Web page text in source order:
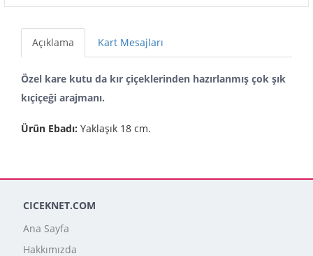
Açıklama Kart Mesajları
Özel kare kutu da kır çiçeklerinden hazırlanmış çok şık
kıçiçeği arajmanı.
Ürün Ebadı: Yaklaşık 18 cm.
CICEKNET.COM
Ana Sayfa
Hakkımızda